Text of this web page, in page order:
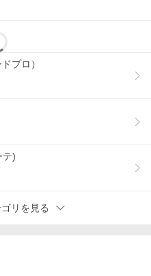
プロ）
テ)
リを見る